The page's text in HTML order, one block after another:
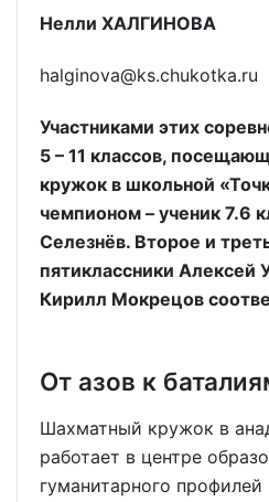
Нелли ХАЛГИНОВА
halginova@ks.chukotka.ru
Участниками этих
5 – 11 классов,
кружок в школьной
чемпионом – ученик 7.6
Селезнёв. Второе и
пятиклассники Алексей
Кирилл Мокрецов
От азов к
Шахматный кружок в
работает в центре
гуманитарного профилей